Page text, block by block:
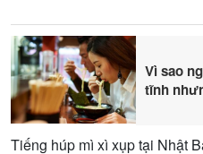
Vì sao
tĩnh
Tiếng húp mì xì xụp tại Nhật